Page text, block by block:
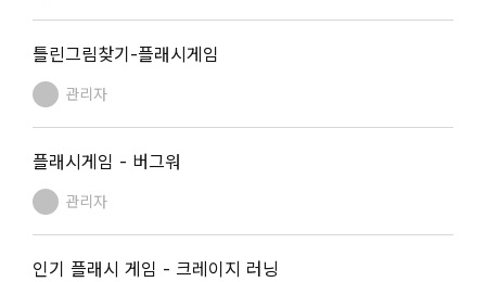
틀린그림찾기-플래시게임
관리자
플래시게임 - 버그워
관리자
인기 플래시 게임 - 크레이지 러닝